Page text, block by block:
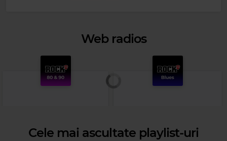
Web radios
Cele mai ascultate playlist-uri